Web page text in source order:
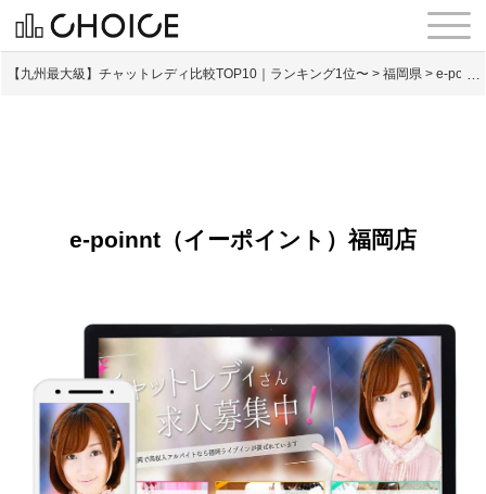
【九州最大級】チャットレディ比較TOP10｜ランキング1位〜 >福岡県 >e-
e-poinnt（イーポイント）福岡店